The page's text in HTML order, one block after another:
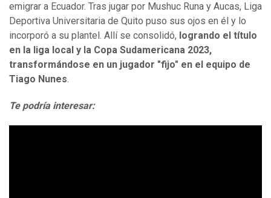
emigrar a Ecuador. Tras jugar por Mushuc Runa y Aucas, Liga
Deportiva Universitaria de Quito puso sus ojos en él y lo
incorporó a su plantel. Allí se consolidó, logrando el título
en la liga local y la Copa Sudamericana 2023,
transformándose en un jugador "fijo" en el equipo de
Tiago Nunes.
Te podría interesar: